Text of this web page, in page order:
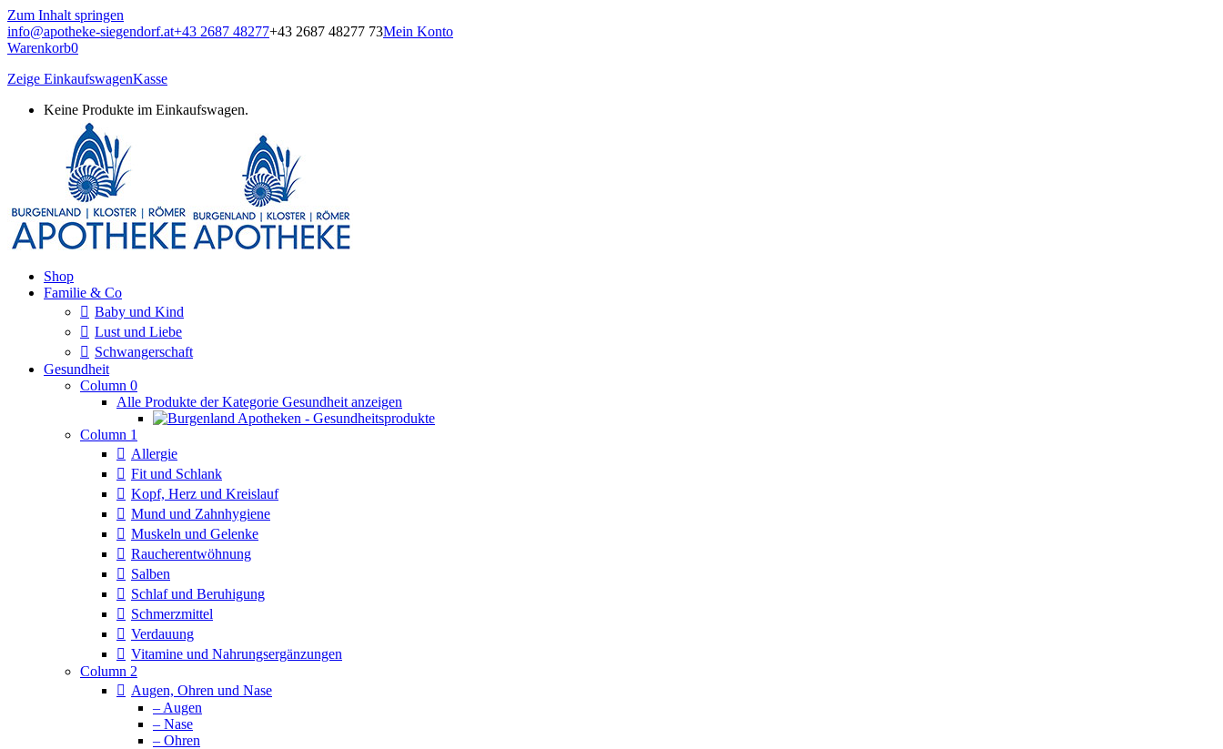
Zum Inhalt springen
info@apotheke-siegendorf.at+43 2687 48277+43 2687 48277 73Mein Konto
Warenkorb0
Zeige EinkaufswagenKasse
Keine Produkte im Einkaufswagen.
Burgenland, Kloster, Römer Apotheke
Onlineshop
Shop
Familie & Co
Baby und Kind
Lust und Liebe
Schwangerschaft
Gesundheit
Column 0
Alle Produkte der Kategorie Gesundheit anzeigen
Column 1
Allergie
Fit und Schlank
Kopf, Herz und Kreislauf
Mund und Zahnhygiene
Muskeln und Gelenke
Raucherentwöhnung
Salben
Schlaf und Beruhigung
Schmerzmittel
Verdauung
Vitamine und Nahrungsergänzungen
Column 2
Augen, Ohren und Nase
– Augen
– Nase
– Ohren